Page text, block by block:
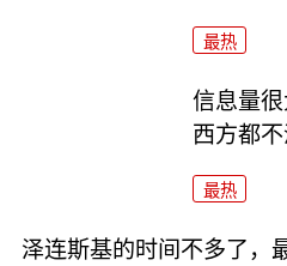
最热
信息量
西方都
最热
泽连斯基的时间不多了，